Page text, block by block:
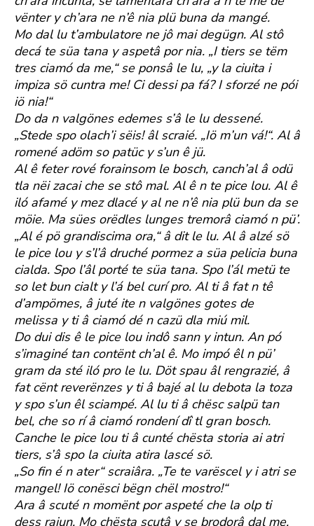
vënter y ch’ara ne n’ê nia plü buna da mangé.
Mo dal lu t’ambulatore ne jô mai degügn. Al stô
decá te süa tana y aspetâ por nia. „I tiers se tëm
tres ciamó da me,“ se ponsâ le lu, „y la ciuita i
impiza sö cuntra me! Ci dessi pa fá? I sforzé ne pói
iö nia!“
Do da n valgönes edemes s’â le lu dessené.
„Stede spo olach’i sëis! âl scraié. „Iö m’un vá!“. Al â
romené adöm so patüc y s’un ê jü.
Al ê feter rové forainsom le bosch, canch’al â odü
tla nëi zacai che se stô mal. Al ê n te pice lou. Al ê
iló afamé y mez dlacé y al ne n’ê nia plü bun da se
möie. Ma sües orëdles lunges tremorâ ciamó n pü’.
„Al é pö grandiscima ora,“ â dit le lu. Al â alzé sö
le pice lou y s’l’â druché pormez a süa pelicia buna
cialda. Spo l’âl porté te süa tana. Spo l’ál metü te
so let bun cialt y l’á bel curí pro. Al ti â fat n tê
d’ampömes, â juté ite n valgönes gotes de
melissa y ti â ciamó dé n cazü dla miú mil.
Do dui dis ê le pice lou indô sann y intun. An pó
s’imaginé tan contënt ch’al ê. Mo impó êl n pü’
gram da sté iló pro le lu. Döt spau âl rengrazié, â
fat cënt reverënzes y ti â bajé al lu debota la toza
y spo s’un êl sciampé. Al lu ti â chësc salpü tan
bel, che so rí â ciamó rondení dî tl gran bosch.
Canche le pice lou ti â cunté chësta storia ai atri
tiers, s’â spo la ciuita atira lascé sö.
„So fin é n ater“ scraiâra. „Te te varëscel y i atri se
mangel! Iö conësci bëgn chël mostro!“
Ara â scuté n momënt por aspeté che la olp ti
dess rajun. Mo chësta scutâ y se brodorâ dal me.